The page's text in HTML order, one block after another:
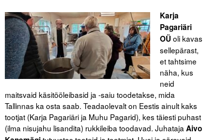
Karja
Pagariäri
OÜ oli kavas
sellepärast,
et tahtsime
näha, kus
neid
maitsvaid käsitööleibasid ja -saiu toodetakse, mida
Tallinnas ka osta saab. Teadaolevalt on Eestis ainult kaks
tootjat (Karja Pagariäri ja Muhu Pagarid), kes täiesti puhast
(ilma nisujahu lisandita) rukkileiba toodavad. Juhataja Aivo